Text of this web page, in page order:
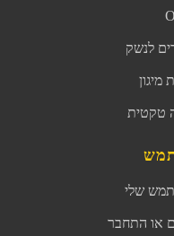
לנשק
מיגון
טקטית
שלי
או התחבר